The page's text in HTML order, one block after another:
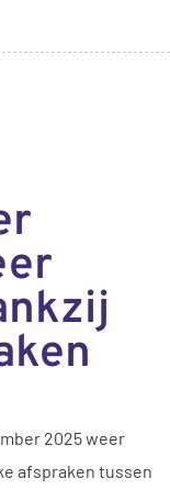
2025 weer
afspraken tussen